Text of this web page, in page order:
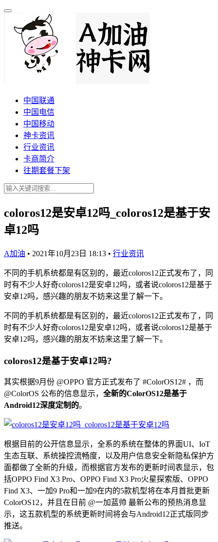
中国联通
中国电信
中国移动
神卡资讯
行业资讯
卡商简介
往期套餐下架
coloros12是安卓12吗_coloros12是基于安
卓12吗
A加油 • 2021年10月23日 18:13 • 行业资讯
不同的手机系统都是有区别的，最近coloros12正式发布了，同
时有不少人好奇coloros12是安卓12吗，或者说coloros12是基于
安卓12吗，感兴趣的朋友不妨来这里了解一下。
不同的手机系统都是有区别的，最近coloros12正式发布了，同
时有不少人好奇coloros12是安卓12吗，或者说coloros12是基于
安卓12吗，感兴趣的朋友不妨来这里了解一下。
coloros12是基于安卓12吗?
其实根据9月份 @OPPO 官方正式发布了 #ColorOS12# ，而
@ColorOS 公布的信息显示， 全新的ColorOS12是基于
Android12深度定制的。
根据目前的公开信息显示，全系的系统在整体的界面UI、IoT
生态互联、系统操控流畅度，以及用户信息安全新隐私保护方
面都做了全新的升级，而根据官方发布的更新时间表显示，包
括OPPO Find X3 Pro、OPPO Find X3 Pro火星探索版、OPPO
Find X3、一加9 Pro和一加9在内的5款机型将在本月首批更新
ColorOS12，并且在日前 @一加蓝帅 最新公布的预热消息显
示，这五款机型的系统更新时间将会与Android12正式版同步
推送。